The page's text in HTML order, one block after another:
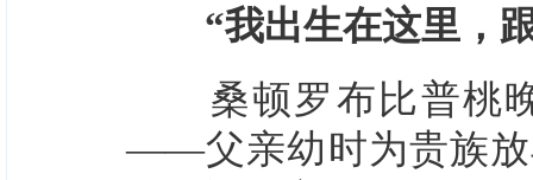
“我出生在这里，
桑顿罗布比普桃晚
——父亲幼时为贵族放